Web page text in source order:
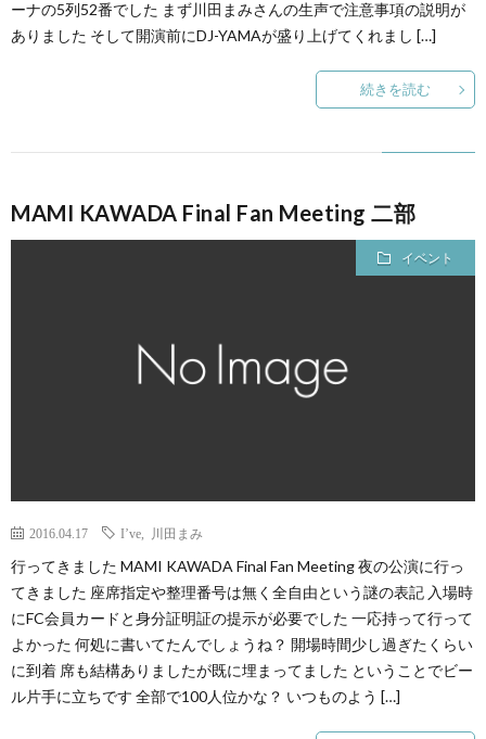
ーナの5列52番でした まず川田まみさんの生声で注意事項の説明が
ありました そして開演前にDJ-YAMAが盛り上げてくれまし […]
続きを読む
MAMI KAWADA Final Fan Meeting 二部
イベント
2016.04.17 I’ve 川田まみ
行ってきました MAMI KAWADA Final Fan Meeting 夜の公演に行っ
てきました 座席指定や整理番号は無く全自由という謎の表記 入場時
にFC会員カードと身分証明証の提示が必要でした 一応持って行って
よかった 何処に書いてたんでしょうね？ 開場時間少し過ぎたくらい
に到着 席も結構ありましたが既に埋まってました ということでビー
ル片手に立ちです 全部で100人位かな？ いつものよう […]